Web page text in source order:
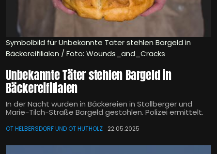
Symbolbild für Unbekannte Täter stehlen Bargeld in
Bäckereifilialen / Foto: Wounds_and_Cracks
Unbekannte Täter stehlen Bargeld in
Bäckereifilialen
In der Nacht wurden in Bäckereien in Stollberger und
Marie-Tilch-Straße Bargeld gestohlen. Polizei ermittelt.
OT HELBERSDORF UND OT HUTHOLZ 22.05.2025